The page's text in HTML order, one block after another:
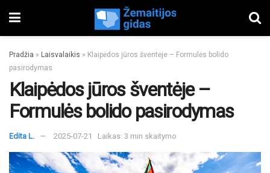
Pradžia » Laisvalaikis » Klaipėdos jūros šventėje – Formulės bolido
pasirodymas
Klaipėdos jūros šventėje –
Formulės bolido pasirodymas
Edita L. 2025-07-21 Laikas: 3 min skaitymo